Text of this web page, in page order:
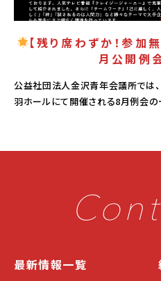
【残り席わずか！参加
月公開例
公益社団法人金沢青年会議所では
羽ホールにて開催される8月例会
最新情報一覧